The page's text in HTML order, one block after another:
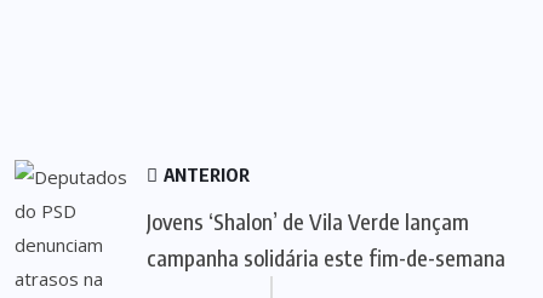
ANTERIOR
Jovens ‘Shalon’ de Vila Verde lançam
campanha solidária este fim-de-semana